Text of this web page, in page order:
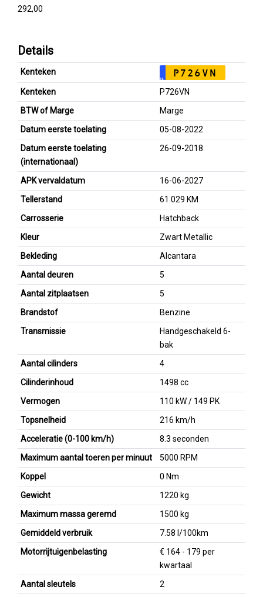
292,00
Details
Kenteken
NL P726VN
Kenteken
P726VN
BTW of Marge
Marge
Datum eerste toelating
05-08-2022
Datum eerste toelating
(internationaal)
26-09-2018
APK vervaldatum
16-06-2027
Tellerstand
61.029 KM
Carrosserie
Hatchback
Kleur
Zwart Metallic
Bekleding
Alcantara
Aantal deuren
5
Aantal zitplaatsen
5
Brandstof
Benzine
Transmissie
Handgeschakeld 6-
bak
Aantal cilinders
4
Cilinderinhoud
1498 cc
Vermogen
110 kW / 149 PK
Topsnelheid
216 km/h
Acceleratie (0-100 km/h)
8.3 seconden
Maximum aantal toeren per minuut
5000 RPM
Koppel
0 Nm
Gewicht
1220 kg
Maximum massa geremd
1500 kg
Gemiddeld verbruik
7.58 l/100km
Motorrijtuigenbelasting
€ 164 - 179 per
kwartaal
Aantal sleutels
2